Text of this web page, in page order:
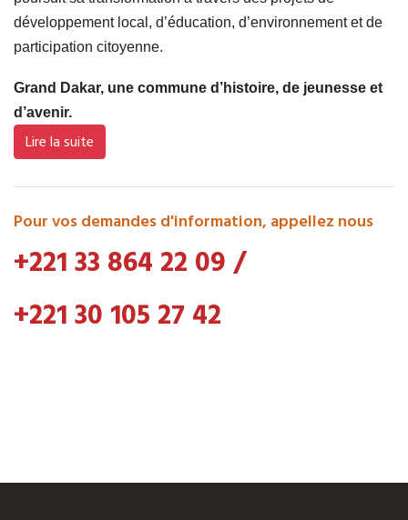
développement local, d’éducation, d’environnement et de
participation citoyenne.
Grand Dakar, une commune d’histoire, de jeunesse et
d’avenir.
Lire la suite
Pour vos demandes d'information, appellez nous
+221 33 864 22 09/
+221 30 105 27 42